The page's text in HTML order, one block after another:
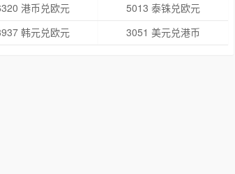
港币兑欧元
5013 泰铢兑欧元
韩元兑欧元 3051 美元兑港币